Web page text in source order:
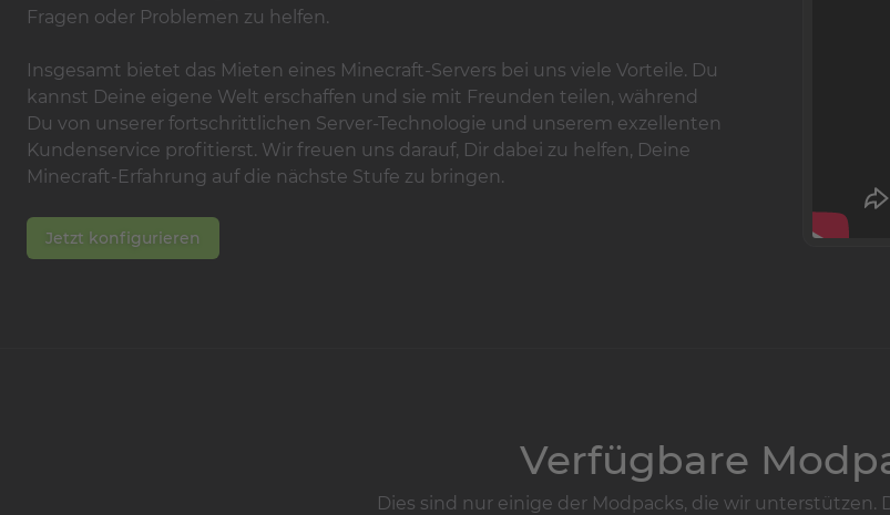
Fragen oder Problemen zu helfen.
Insgesamt bietet das Mieten eines Minecraft-Servers bei uns viele Vorteile. Du
kannst Deine eigene Welt erschaffen und sie mit Freunden teilen, während
Du von unserer fortschrittlichen Server-Technologie und unserem exzellenten
Kundenservice profitierst. Wir freuen uns darauf, Dir dabei zu helfen, Deine
Minecraft-Erfahrung auf die nächste Stufe zu bringen.
Jetzt konfigurieren
Verfügbare
Dies sind nur einige der Modpacks, die wir unterstützen.